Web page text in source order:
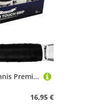
G-Lueck 10er Set Tennis Premium Overgrip Power Touch mit Perforation - Hoher Grip, Lange Haltbarkeit - 0,60mm Stärke | Griffband für Padel, Squash, Badminton Schläger | perforiert (Schwarz)
16,95 €